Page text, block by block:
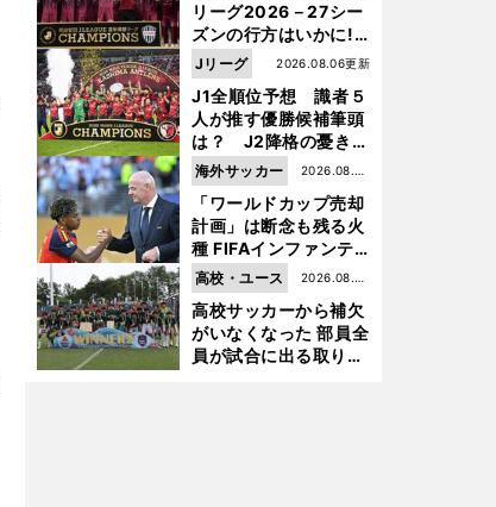
リーグ2026－27シー
ズンの行方はいかに!?
５人の識者が全順位
を大胆予想
J1全順位予想 識者５
人が推す優勝候補筆頭
は？ J2降格の憂き目
に遭いそうな３クラブ
とは？
2026.08.06更新
Jリーグ
「ワールドカップ売却
計画」は断念も残る火
種 FIFAインファンテ
ィーノ会長体制に何が
起きているのか
2026.08.05
更新
海外サッカー
高校サッカーから補欠
がいなくなった 部員全
員が試合に出る取り組
2026.08.05
更新
高校・ユース